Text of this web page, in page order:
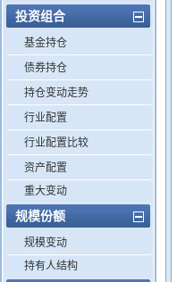
投资组合
基金持仓
债券持仓
持仓变动走势
行业配置
行业配置比较
资产配置
重大变动
规模份额
规模变动
持有人结构